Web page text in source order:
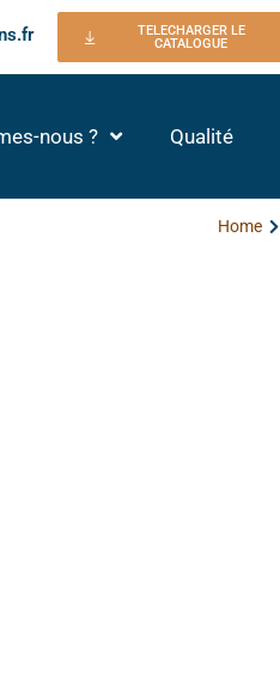
TELECHARGER LE
CATALOGUE
nous ? Qualité
Home